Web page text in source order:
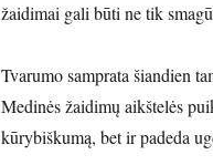
žaidimai gali būti ne tik
Tvarumo samprata šiandien
Medinės žaidimų aikštelės
kūrybiškumą, bet ir padeda